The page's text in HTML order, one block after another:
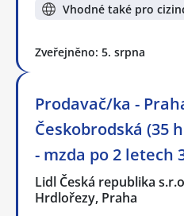
Vhodné také pro
Zveřejněno: 5. srpna
Prodavač/ka -
Českobrodská (35
- mzda po 2 letech
Lidl Česká republika
Hrdlořezy, Praha